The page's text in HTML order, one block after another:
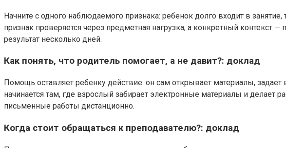
Начните с одного наблюдаемого признака: ребенок долго входит в
признак проверяется через предметная нагрузка, а конкретный контекст
результат несколько дней.
Как понять, что родитель помогает, а не давит?: доклад
Помощь оставляет ребенку действие: он сам открывает материалы,
начинается там, где взрослый забирает электронные материалы и делает
письменные работы дистанционно.
Когда стоит обращаться к преподавателю?: доклад